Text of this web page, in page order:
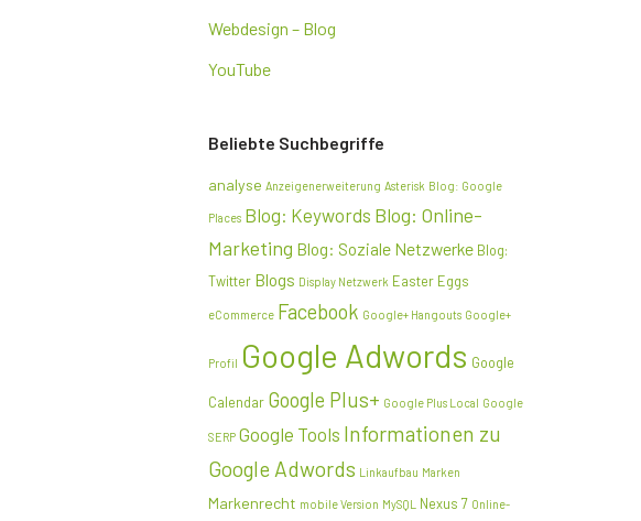
Webdesign – Blog
YouTube
Beliebte Suchbegriffe
analyse Anzeigenerweiterung Asterisk Blog: Google
Places Blog: Keywords Blog: Online-
Marketing Blog: Soziale Netzwerke Blog:
Twitter Blogs Display Netzwerk Easter Eggs
eCommerce Facebook Google+ Hangouts Google+
Profil Google Adwords Google
Calendar Google Plus+ Google Plus Local Google
SERP Google Tools Informationen zu
Google Adwords Linkaufbau Marken
Markenrecht mobile Version MySQL Nexus 7 Online-